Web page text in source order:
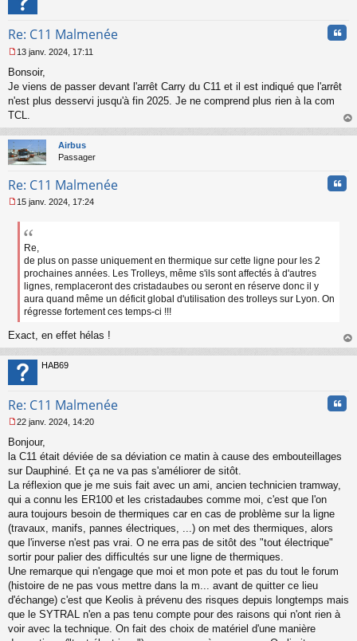
Re: C11 Malmenée
e
s
g
o
u
13 janv. 2024, 17:11
Bonsoir,
Je viens de passer devant l'arrêt Carry du C11 et il est indiqué que l'arrêt
n'est plus desservi jusqu'à fin 2025. Je ne comprend plus rien à la com
TCL.
au
Airbus
Passager
Re: C11 Malmenée
e
15 janv. 2024, 17:24
Re,
de plus on passe uniquement en thermique sur cette ligne pour les 2
prochaines années. Les Trolleys, même s'ils sont affectés à d'autres
lignes, remplaceront des cristadaubes ou seront en réserve donc il y
aura quand même un déficit global d'utilisation des trolleys sur Lyon. On
régresse fortement ces temps-ci !!!
Exact, en effet hélas !
au
HAB69
Re: C11 Malmenée
e
s
g
e
n
o
u
22 janv. 2024, 14:20
Bonjour,
la C11 était déviée de sa déviation ce matin à cause des embouteillages
sur Dauphiné. Et ça ne va pas s'améliorer de sitôt.
La réflexion que je me suis fait avec un ami, ancien technicien tramway,
qui a connu les ER100 et les cristadaubes comme moi, c'est que l'on
aura toujours besoin de thermiques car en cas de problème sur la ligne
(travaux, manifs, pannes électriques, ...) on met des thermiques, alors
que l'inverse n'est pas vrai. O ne erra pas de sitôt des "tout électrique"
sortir pour palier des difficultés sur une ligne de thermiques.
Une remarque qui n'engage que moi et mon pote et pas du tout le forum
(histoire de ne pas vous mettre dans la m... avant de quitter ce lieu
d'échange) c'est que Keolis à prévenu des risques depuis longtemps mais
que le SYTRAL n'en a pas tenu compte pour des raisons qui n'ont rien à
voir avec la technique. On fait des choix de matériel d'une manière